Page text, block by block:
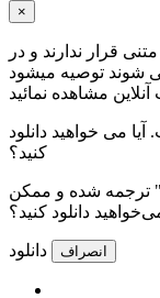
×
قرار ندارند و در
شوند توصیه میشود
مشاهده نمائید
می خواهید دانلود
کنید؟
ترجمه شده و ممکن
دانلود کنید؟
دانلود انصراف